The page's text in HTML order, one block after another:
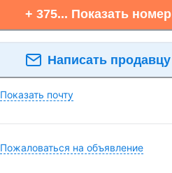
+ 375... Показать номер
Написать продавцу
Показать почту
Пожаловаться на объявление